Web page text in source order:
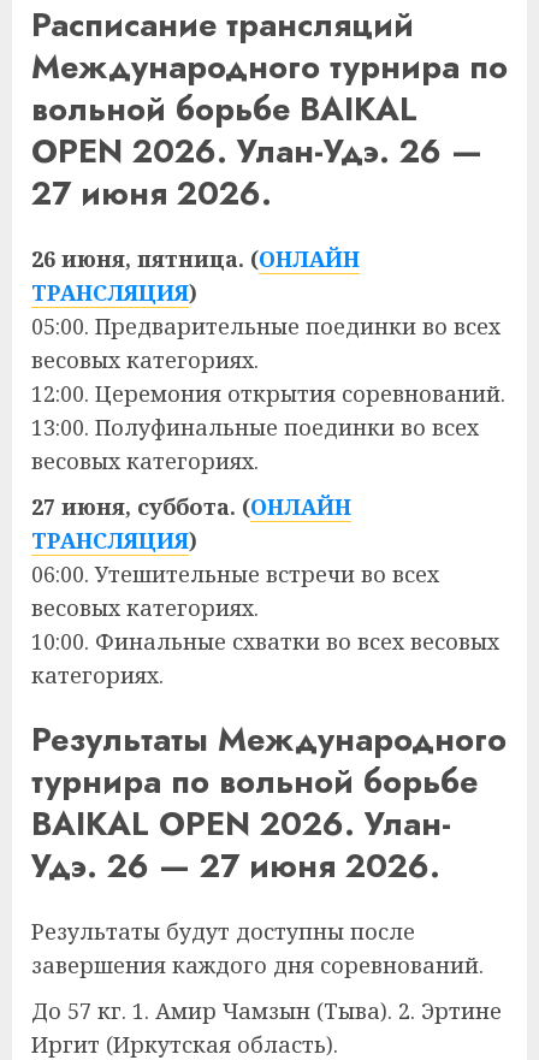
Расписание трансляций
Международного турнира по
вольной борьбе BAIKAL
OPEN 2026. Улан-Удэ. 26 —
27 июня 2026.
26 июня, пятница. (ОНЛАЙН
ТРАНСЛЯЦИЯ)
05:00. Предварительные поединки во всех
весовых категориях.
12:00. Церемония открытия соревнований.
13:00. Полуфинальные поединки во всех
весовых категориях.
27 июня, суббота. (ОНЛАЙН
ТРАНСЛЯЦИЯ)
06:00. Утешительные встречи во всех
весовых категориях.
10:00. Финальные схватки во всех весовых
категориях.
Результаты Международного
турнира по вольной борьбе
BAIKAL OPEN 2026. Улан-
Удэ. 26 — 27 июня 2026.
Результаты будут доступны после
завершения каждого дня соревнований.
До 57 кг. 1. Амир Чамзын (Тыва). 2. Эртине
Иргит (Иркутская область).